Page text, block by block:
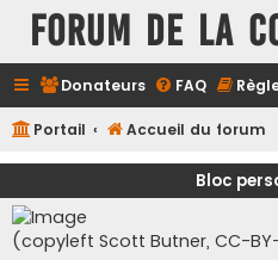
FORUM DE LA
Donateurs FAQ
Portail Accueil du forum
Bloc
(copyleft Scott Butner, CC-